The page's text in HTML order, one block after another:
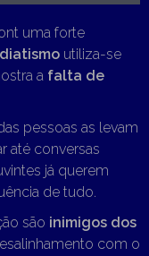
uma forte
utiliza-se
a falta de
pessoas as levam
até conversas
já querem
de tudo.
são inimigos dos
com o